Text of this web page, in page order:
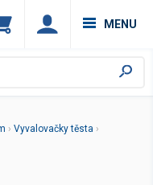
MENU
› Vyvalovačky těsta ›